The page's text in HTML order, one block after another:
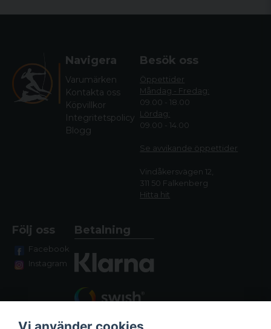
Navigera
Varumärken
Kontakta oss
Köpvillkor
Integritetspolicy
Blogg
Besök oss
Öppettider
Måndag - Fredag:
09.00 - 18.00
Lördag:
09.00 - 14.00
Se avvikande öppettider
Vindåkersvägen 12,
311 50 Falkenberg
Hitta hit
Följ oss
Facebook
Instagram
Betalning